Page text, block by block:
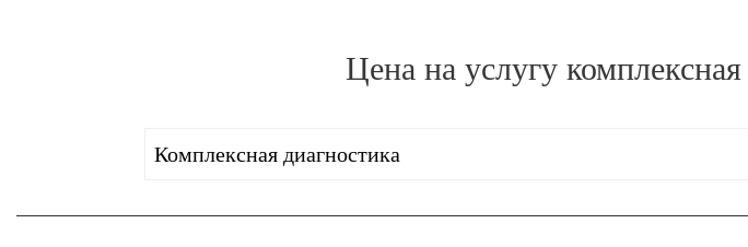
Цена на услугу
Комплексная диагностика